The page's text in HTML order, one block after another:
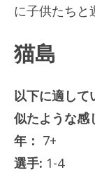
に子供たちと
猫島
以下に適して
似たような感
年： 7+
選手: 1-4